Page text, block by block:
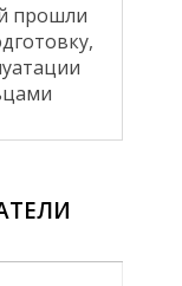
прошли